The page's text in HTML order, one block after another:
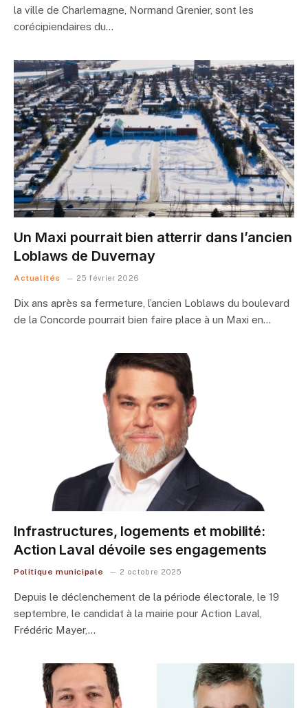
la ville de Charlemagne, Normand Grenier, sont les
corécipiendaires du…
Un Maxi pourrait bien atterrir dans l’ancien
Loblaws de Duvernay
Actualités 25 février 2026
Dix ans après sa fermeture, l’ancien Loblaws du boulevard
de la Concorde pourrait bien faire place à un Maxi en…
Infrastructures, logements et mobilité:
Action Laval dévoile ses engagements
Politique municipale 2 octobre 2025
Depuis le déclenchement de la période électorale, le 19
septembre, le candidat à la mairie pour Action Laval,
Frédéric Mayer,…